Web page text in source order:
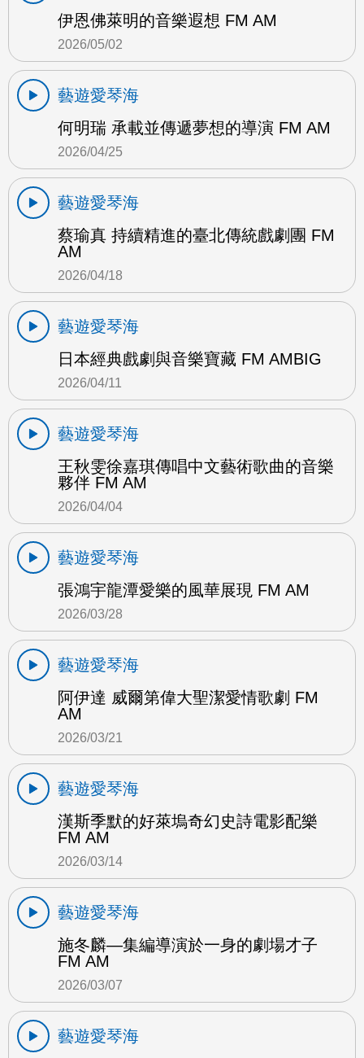
伊恩佛萊明的音樂遐想 FM AM
2026/05/02
藝遊愛琴海
何明瑞 承載並傳遞夢想的導演 FM AM
2026/04/25
藝遊愛琴海
蔡瑜真 持續精進的臺北傳統戲劇團 FM
AM
2026/04/18
藝遊愛琴海
日本經典戲劇與音樂寶藏 FM AMBIG
2026/04/11
藝遊愛琴海
王秋雯徐嘉琪傳唱中文藝術歌曲的音樂
夥伴 FM AM
2026/04/04
藝遊愛琴海
張鴻宇龍潭愛樂的風華展現 FM AM
2026/03/28
藝遊愛琴海
阿伊達 威爾第偉大聖潔愛情歌劇 FM
AM
2026/03/21
藝遊愛琴海
漢斯季默的好萊塢奇幻史詩電影配樂
FM AM
2026/03/14
藝遊愛琴海
施冬麟—集編導演於一身的劇場才子
FM AM
2026/03/07
藝遊愛琴海